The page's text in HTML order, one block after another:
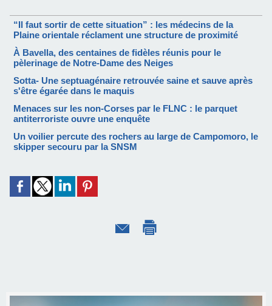
“Il faut sortir de cette situation” : les médecins de la
Plaine orientale réclament une structure de proximité
À Bavella, des centaines de fidèles réunis pour le
pèlerinage de Notre-Dame des Neiges
Sotta- Une septuagénaire retrouvée saine et sauve après
s'être égarée dans le maquis
Menaces sur les non-Corses par le FLNC : le parquet
antiterroriste ouvre une enquête
Un voilier percute des rochers au large de Campomoro, le
skipper secouru par la SNSM